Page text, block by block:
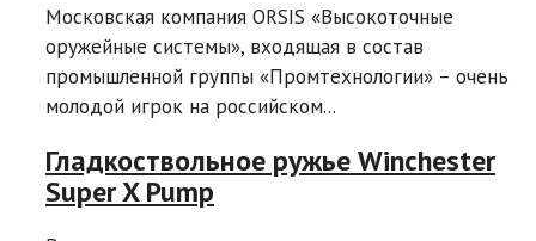
Московская компания ORSIS «Высокоточные
оружейные системы», входящая в состав
промышленной группы «Промтехнологии» – очень
молодой игрок на российском...
Гладкоствольное ружье Winchester
Super X Pump